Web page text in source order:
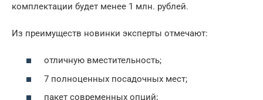
комплектации будет менее 1 млн. рублей.
Из преимуществ новинки эксперты отмечают:
отличную вместительность;
7 полноценных посадочных мест;
пакет современных опций;